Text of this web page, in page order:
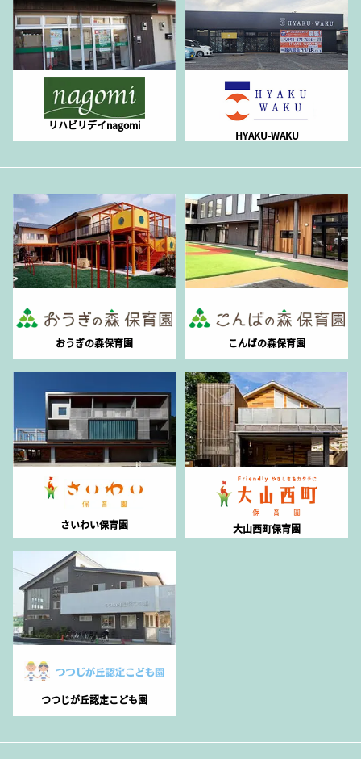
リハビリデイnagomi
HYAKU-WAKU
おうぎの森保育園 こんばの森保育園
さいわい保育園 大山西町保育園
つつじが丘認定こども園